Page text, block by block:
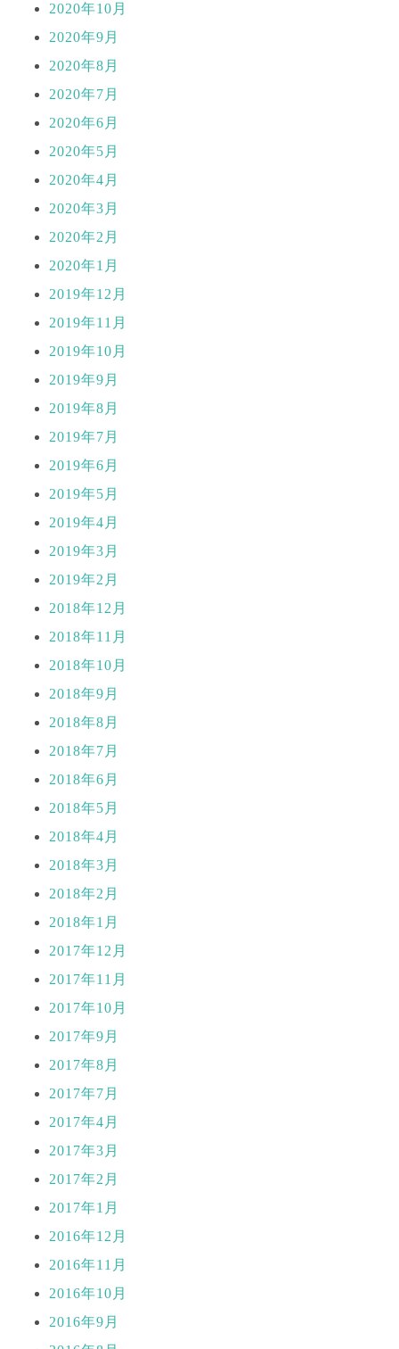
2020年10月
2020年9月
2020年8月
2020年7月
2020年6月
2020年5月
2020年4月
2020年3月
2020年2月
2020年1月
2019年12月
2019年11月
2019年10月
2019年9月
2019年8月
2019年7月
2019年6月
2019年5月
2019年4月
2019年3月
2019年2月
2018年12月
2018年11月
2018年10月
2018年9月
2018年8月
2018年7月
2018年6月
2018年5月
2018年4月
2018年3月
2018年2月
2018年1月
2017年12月
2017年11月
2017年10月
2017年9月
2017年8月
2017年7月
2017年4月
2017年3月
2017年2月
2017年1月
2016年12月
2016年11月
2016年10月
2016年9月